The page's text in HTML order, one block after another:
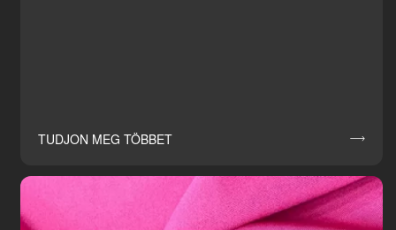
TUDJON MEG TÖBBET 